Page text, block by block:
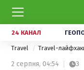
24 КАНАЛ
Travel Travel-
2 серпня, 04:54 3